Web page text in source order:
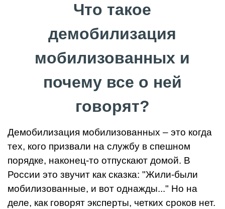
Что такое
демобилизация
мобилизованных и
почему все о ней
говорят?
Демобилизация мобилизованных – это когда
тех, кого призвали на службу в спешном
порядке, наконец-то отпускают домой. В
России это звучит как сказка: "Жили-были
мобилизованные, и вот однажды..." Но на
деле, как говорят эксперты, четких сроков нет.